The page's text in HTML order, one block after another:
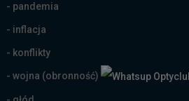
- pandemia
- inflacja
- konflikty
- wojna (obronność)